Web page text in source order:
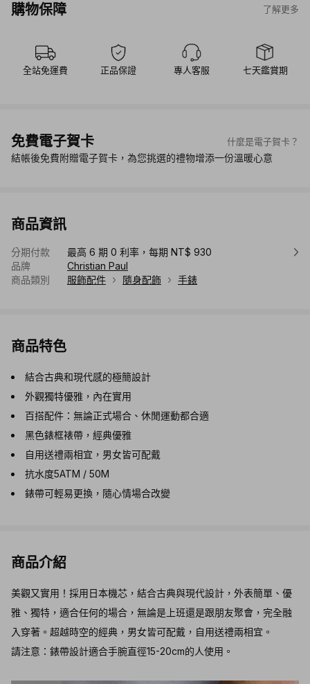
購物保障 了解更多
全站免運費 正品保證 專人客服 七天鑑賞期
免費電子賀卡 什麼是電子賀卡？
結帳後免費附贈電子賀卡，為您挑選的禮物增添一份溫暖心意
商品資訊
分期付款
最高 6 期 0 利率，每期 NT$ 930
品牌
Christian Paul
商品類別
服飾配件 隨身配飾 手錶
商品特色
結合古典和現代感的極簡設計
外觀獨特優雅，內在實用
百搭配件：無論正式場合、休閒運動都合適
黑色錶框裱帶，經典優雅
自用送禮兩相宜，男女皆可配戴
抗水度5ATM / 50M
錶帶可輕易更換，隨心情場合改變
商品介紹
美觀又實用！採用日本機芯，結合古典與現代設計，外表簡單、優
雅、獨特，適合任何的場合，無論是上班還是跟朋友聚會，完全融
入穿著。超越時空的經典，男女皆可配戴，自用送禮兩相宜。
請注意：錶帶設計適合手腕直徑15-20cm的人使用。